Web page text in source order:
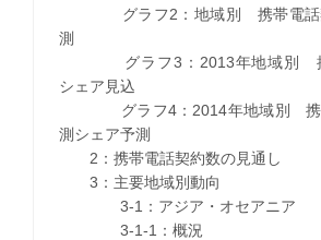
グラフ2：地域別 携帯電話契
測
グラフ3：2013年地域別 携
シェア見込
グラフ4：2014年地域別 携
測シェア予測
2：携帯電話契約数の見通し
3：主要地域別動向
3-1：アジア・オセアニア
3-1-1：概況